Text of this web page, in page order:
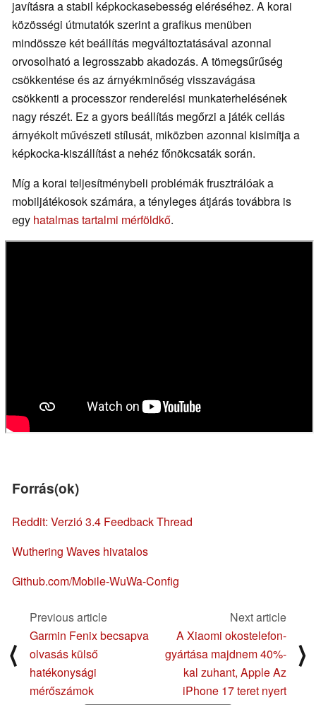
javításra a stabil képkockasebesség eléréséhez. A korai
közösségi útmutatók szerint a grafikus menüben
mindössze két beállítás megváltoztatásával azonnal
orvosolható a legrosszabb akadozás. A tömegsűrűség
csökkentése és az árnyékminőség visszavágása
csökkenti a processzor renderelési munkaterhelésének
nagy részét. Ez a gyors beállítás megőrzi a játék cellás
árnyékolt művészeti stílusát, miközben azonnal kisimítja a
képkocka-kiszállítást a nehéz főnökcsaták során.
Míg a korai teljesítménybeli problémák frusztrálóak a
mobiljátékosok számára, a tényleges átjárás továbbra is
egy hatalmas tartalmi mérföldkő.
Forrás(ok)
Reddit: Verzió 3.4 Feedback Thread
Wuthering Waves hivatalos
Github.com/Mobile-WuWa-Config
⟨
Previous article
Garmin Fenix becsapva
olvasás külső
hatékonysági
mérőszámok
Next article
A Xiaomi okostelefon-
gyártása majdnem 40%-
kal zuhant, Apple Az
iPhone 17 teret nyert
⟩